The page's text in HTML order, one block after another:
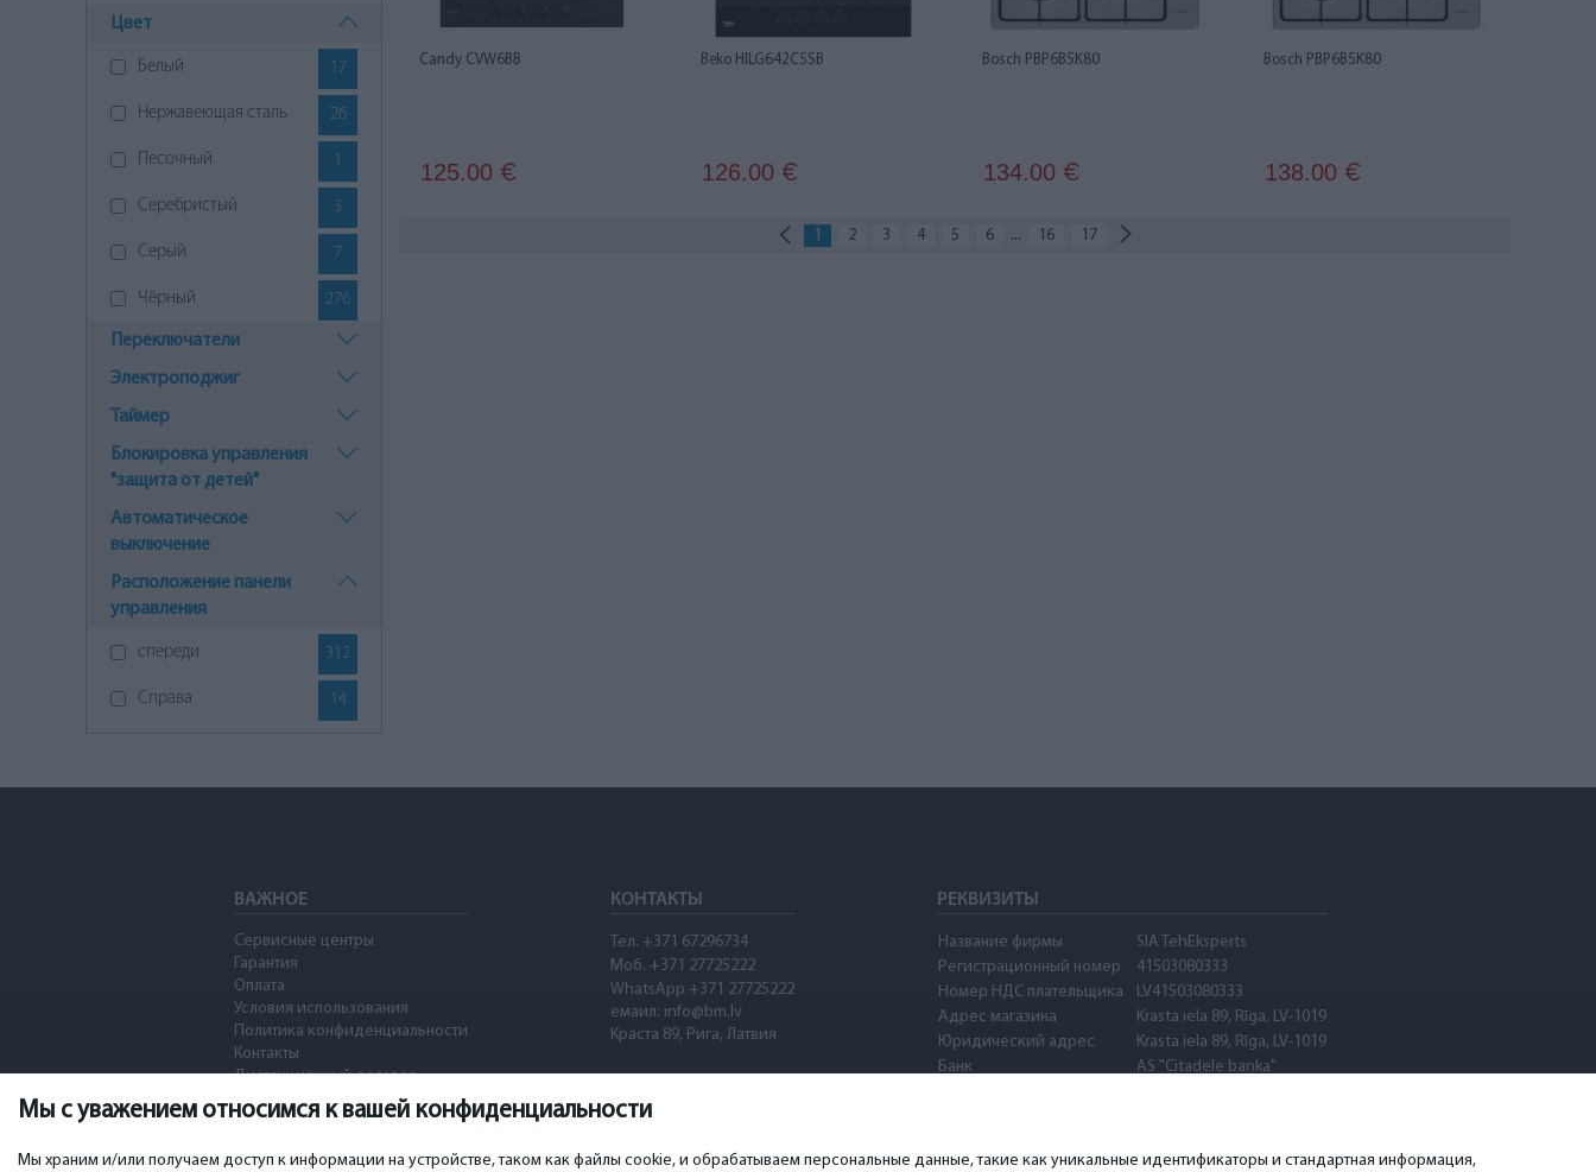
Мы с уважением относимся к вашей конфиденциальности
Мы храним и/или получаем доступ к информации на устройстве, таком как файлы cookie, и обрабатываем персональные данные, такие как уникальные идентификаторы и стандартная информация,
Цвет
Белый 17
Нержавеющая сталь 26
Песочный 1
Серебристый 3
Серый 7
Чёрный 276
Переключатели
Электроподжиг
Таймер
Блокировка управления
"защита от детей"
Автоматическое
выключение
Расположение панели
управления
спереди 312
Справа 14
Candy CVW6BB
125.00 €
Beko HILG642C5SB
126.00 €
Bosch PBP6B5K80
134.00 €
Bosch PBP6B5K80
138.00 €
1 2 3 4 5 6 ... 16 17
ВАЖНОЕ
Сервисные центры
Гарантия
Оплата
Условия использования
Политика конфиденциальности
Контакты
Дистанционный договор
КОНТАКТЫ
Тел. +371 67296734
Моб. +371 27725222
WhatsApp +371 27725222
емаил: info@bm.lv
Краста 89, Рига, Латвия
РЕКВИЗИТЫ
Название фирмы
SIA TehEksperts
Регистрационный номер
41503080333
Номер НДС плательщика
LV41503080333
Адрес магазина
Krasta iela 89, Rīga, LV-1019
Юридический адрес
Krasta iela 89, Rīga, LV-1019
Банк
AS "Citadele banka"